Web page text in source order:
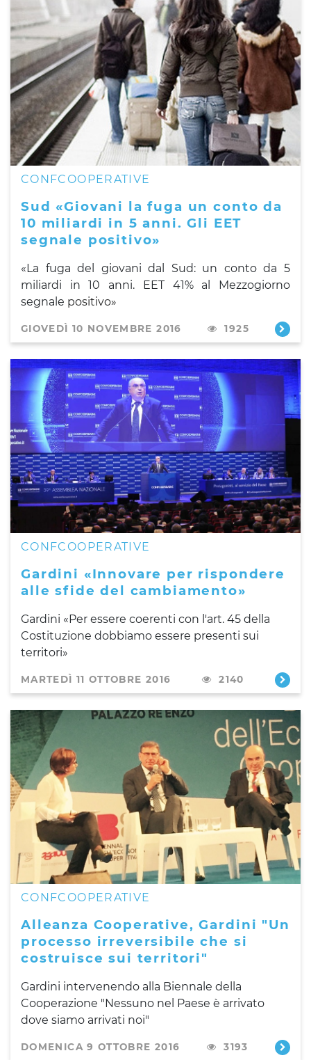
CONFCOOPERATIVE
Sud «Giovani la fuga un conto da
10 miliardi in 5 anni. Gli EET
segnale positivo»
«La fuga del giovani dal Sud: un conto da 5
miliardi in 10 anni. EET 41% al Mezzogiorno
segnale positivo»
GIOVEDÌ 10 NOVEMBRE 2016 1925
CONFCOOPERATIVE
Gardini «Innovare per rispondere
alle sfide del cambiamento»
Gardini «Per essere coerenti con l'art. 45 della
Costituzione dobbiamo essere presenti sui
territori»
MARTEDÌ 11 OTTOBRE 2016 2140
CONFCOOPERATIVE
Alleanza Cooperative, Gardini "Un
processo irreversibile che si
costruisce sui territori"
Gardini intervenendo alla Biennale della
Cooperazione "Nessuno nel Paese è arrivato
dove siamo arrivati noi"
DOMENICA 9 OTTOBRE 2016 3193